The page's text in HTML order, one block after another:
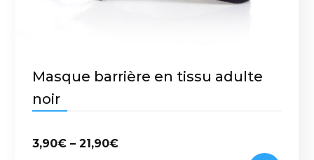
Masque barrière en tissu adulte
noir
3,90€ –21,90€